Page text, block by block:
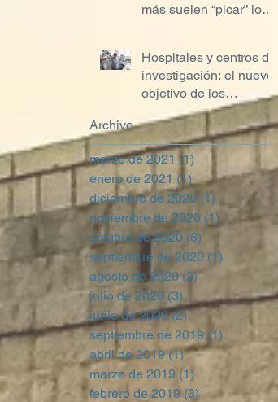
más suelen “picar” los
Hospitales y centros de
investigación: el nuevo
objetivo de los
ciberdelincuentes
Archivo
marzo de 2021 (1)
enero de 2021 (1) 1 entrada
diciembre de 2020 (1) 1 entrada
noviembre de 2020 (1) 1 entrada
octubre de 2020 (6)
septiembre de 2020 (1)
agosto de 2020 (2)2 entradas
julio de 2020 (3) 3 entradas
junio de 2020 (2)2 entradas
septiembre de 2019 (1) 1 entrada
abril de 2019 (1)1 entrada
marzo de 2019 (1) 1 entrada
febrero de 2019 (3)3 entradas